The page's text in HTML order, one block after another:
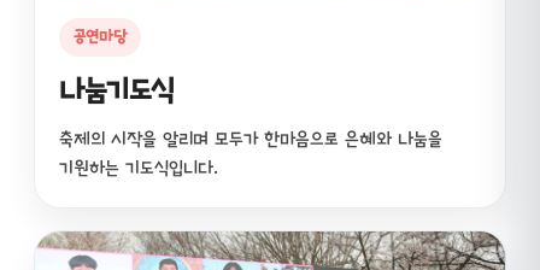
공연마당
나눔기도식
축제의 시작을 알리며 모두가 한마음으로 은혜와 나눔을
기원하는 기도식입니다.